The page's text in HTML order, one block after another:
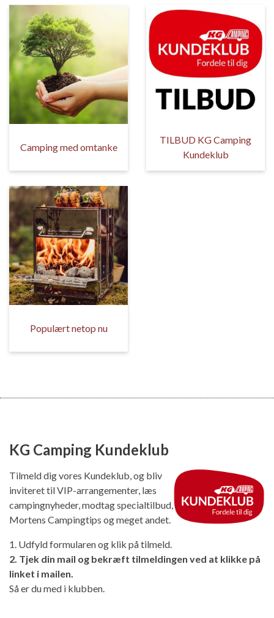
Camping med omtanke
TILBUD KG Camping
Kundeklub
Populært netop nu
KG Camping Kundeklub
Tilmeld dig vores Kundeklub, og bliv
inviteret til VIP-arrangementer, læs
campingnyheder, modtag specialtilbud,
Mortens Campingtips og meget andet.
1. Udfyld formularen og klik på tilmeld.
2. Tjek din mail og bekræft tilmeldingen ved at klikke på
linket i mailen.
Så er du med i klubben.